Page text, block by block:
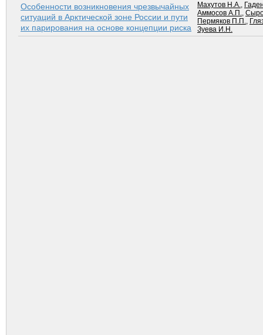
Особенности возникновения чрезвычайных
ситуаций в Арктической зоне России и пути
их парирования на основе концепции риска
Махутов Н.А.,
Аммосов А.П.,
Пермяков П.П.,
Зуева И.Н.